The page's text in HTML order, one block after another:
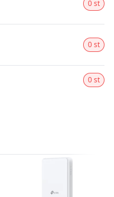
0 st
0 st
0 st